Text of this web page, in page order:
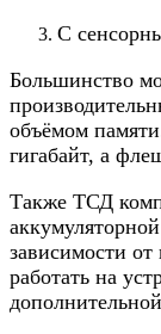
С
Большинство
объёмом
гигабайт, а
Также ТСД
зависимости
работать на